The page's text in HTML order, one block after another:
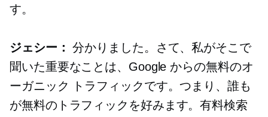
す。
ジェシー： 分かりました。さて、私がそこで
聞いた重要なことは、Google からの無料のオ
ーガニック トラフィックです。つまり、誰も
が無料のトラフィックを好みます。有料検索